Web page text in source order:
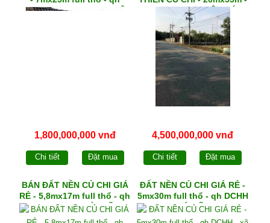
DCHH - 4 PN + sân đậu Ô
1,800,000,000 vnđ
Chi tiết Đặt mua
qh KDC - xã NHUẬN DỨC
4,500,000,000 vnđ
Chi tiết Đặt mua
BÁN ĐẤT NỀN CỦ CHI GIÁ
RẺ - 5,8mx17m full thổ - qh
DCHH - xã PHƯỚC VĨNH
AN
ĐẤT NỀN CỦ CHI GIÁ RẺ -
5mx30m full thổ - qh DCHH
- xã PHÚ MỸ HƯNG